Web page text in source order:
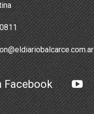
Facebook